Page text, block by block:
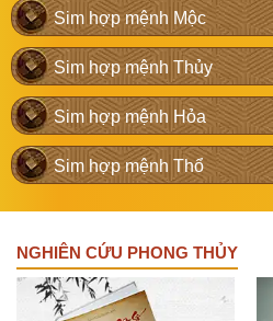
Sim hợp mệnh Mộc
Sim hợp mệnh Thủy
Sim hợp mệnh Hỏa
Sim hợp mệnh Thổ
NGHIÊN CỨU PHONG THỦY